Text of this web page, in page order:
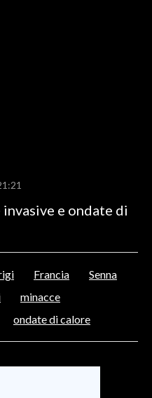
e ondate di
Francia
Senna
minacce
ondate di calore